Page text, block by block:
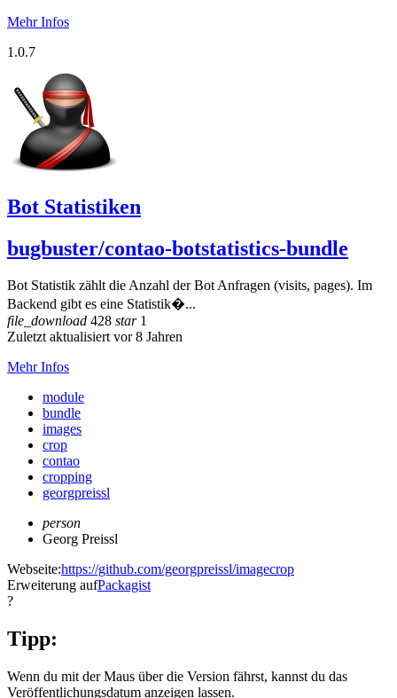
Mehr Infos
1.0.7
Bot Statistiken
bugbuster/contao-botstatistics-bundle
Bot Statistik zählt die Anzahl der Bot Anfragen (visits, pages). Im
Backend gibt es eine Statistik�...
file_download 428 star1
Zuletzt aktualisiert vor 8 Jahren
Mehr Infos
module
bundle
images
crop
contao
cropping
georgpreissl
person
Georg Preissl
Webseite:https://github.com/georgpreissl/imagecrop
Erweiterung aufPackagist
?
Tipp:
Wenn du mit der Maus über die Version fährst, kannst du das
Veröffentlichungsdatum anzeigen lassen.